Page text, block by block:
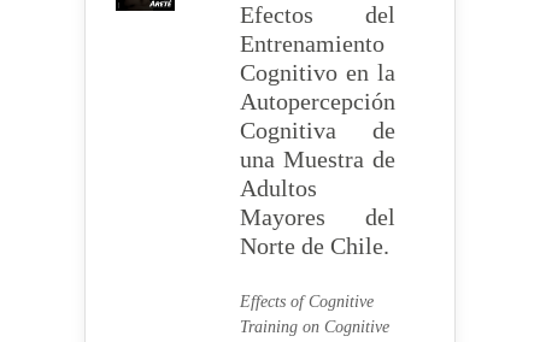
Efectos del
Entrenamiento
Cognitivo en la
Autopercepción
Cognitiva de
una Muestra de
Adultos
Mayores del
Norte de Chile.
Effects of Cognitive
Training on Cognitive